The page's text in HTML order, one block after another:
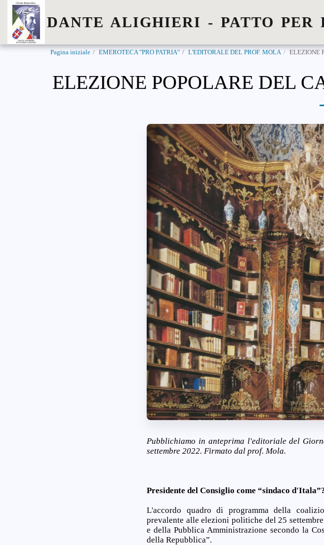
DANTE ALIGHIERI - PATTO PER
Pagina iniziale EMEROTECA "PRO PATRIA" L'EDITORALE DEL PROF. MOLA ELEZIONE
ELEZIONE POPOLARE DEL
Pubblichiamo in anteprima l'editoriale del
settembre 2022. Firmato dal prof. Mola.
Presidente del Consiglio come “sindaco
L'accordo quadro di programma della
prevalente alle elezioni politiche del 25
e della Pubblica Amministrazione secondo la
della Repubblica”.